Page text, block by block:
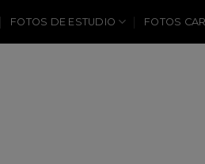
FOTOS DE ESTUDIO FOTOS